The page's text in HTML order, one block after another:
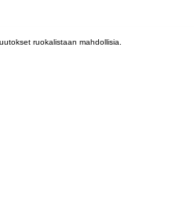
ruokalistaan mahdollisia.